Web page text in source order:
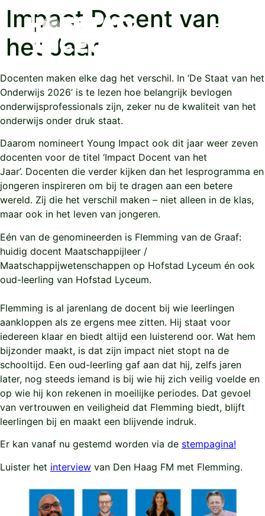
Impact Docent van
het Jaar
Docenten maken elke dag het verschil. In ‘De Staat van het
Onderwijs 2026’ is te lezen hoe belangrijk bevlogen
onderwijsprofessionals zijn, zeker nu de kwaliteit van het
onderwijs onder druk staat.
Daarom nomineert Young Impact ook dit jaar weer zeven
docenten voor de titel ‘Impact Docent van het
Jaar’. Docenten die verder kijken dan het lesprogramma en
jongeren inspireren om bij te dragen aan een betere
wereld. Zij die het verschil maken – niet alleen in de klas,
maar ook in het leven van jongeren.
Eén van de genomineerden is Flemming van de Graaf:
huidig docent Maatschappijleer /
Maatschappijwetenschappen op Hofstad Lyceum én ook
oud-leerling van Hofstad Lyceum.
Flemming is al jarenlang de docent bij wie leerlingen
aankloppen als ze ergens mee zitten. Hij staat voor
iedereen klaar en biedt altijd een luisterend oor. Wat hem
bijzonder maakt, is dat zijn impact niet stopt na de
schooltijd. Een oud-leerling gaf aan dat hij, zelfs jaren
later, nog steeds iemand is bij wie hij zich veilig voelde en
op wie hij kon rekenen in moeilijke periodes. Dat gevoel
van vertrouwen en veiligheid dat Flemming biedt, blijft
leerlingen bij en maakt een blijvende indruk.
Er kan vanaf nu gestemd worden via de stempagina!
Luister het interview van Den Haag FM met Flemming.